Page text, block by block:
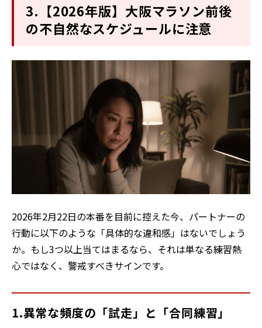
3.【2026年版】大阪マラソン前後
の不自然なスケジュールに注意
2026年2月22日の本番を目前に控えた今、パートナーの
行動に以下のような「具体的な違和感」はないでしょう
か。もし3つ以上当てはまるなら、それは単なる練習熱
心ではなく、警戒すべきサインです。
1.異常な頻度の「試走」と「合同練習」